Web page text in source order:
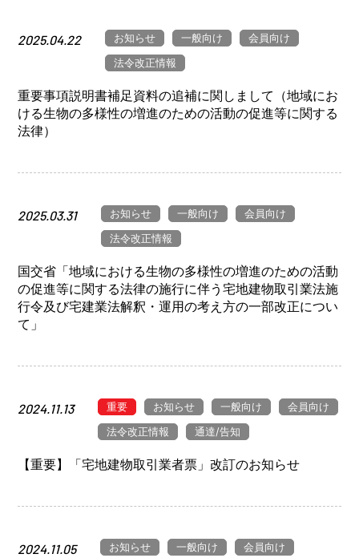
2025.04.22 お知らせ 一般向け
会員向け
法令改正情報
重要事項説明書補足資料の追補に関しまして（地域にお
ける生物の多様性の増進のための活動の促進等に関する
法律）
2025.03.31 お知らせ 一般向け
会員向け
法令改正情報
国交省「地域における生物の多様性の増進のための活動
の促進等に関する法律の施行に伴う宅地建物取引業法施
行令及び宅建業法解釈・運用の考え方の一部改正につい
て」
2024.11.13 重要 お知らせ 一般向け
会員向け
法令改正情報
通達/告知
【重要】「宅地建物取引業者票」改訂のお知らせ
2024.11.05 お知らせ 一般向け
会員向け